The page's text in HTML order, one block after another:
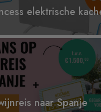
elektrische
naar Spanje